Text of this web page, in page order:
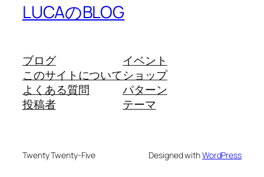
LUCAのBLOG
ブログ
このサイトについて
よくある質問
投稿者
イベント
ショップ
パターン
テーマ
Twenty Twenty-Five Designed withWordPress